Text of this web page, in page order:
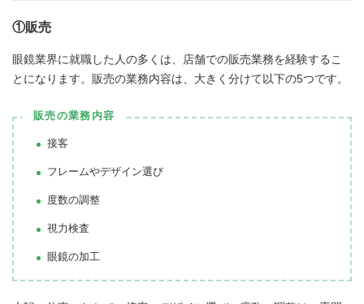
①販売
眼鏡業界に就職した人の多くは、店舗での販売業務を経験するこ
とになります。販売の業務内容は、大きく分けて以下の5つです。
販売の業務内容
接客
フレームやデザイン選び
度数の調整
視力検査
眼鏡の加工